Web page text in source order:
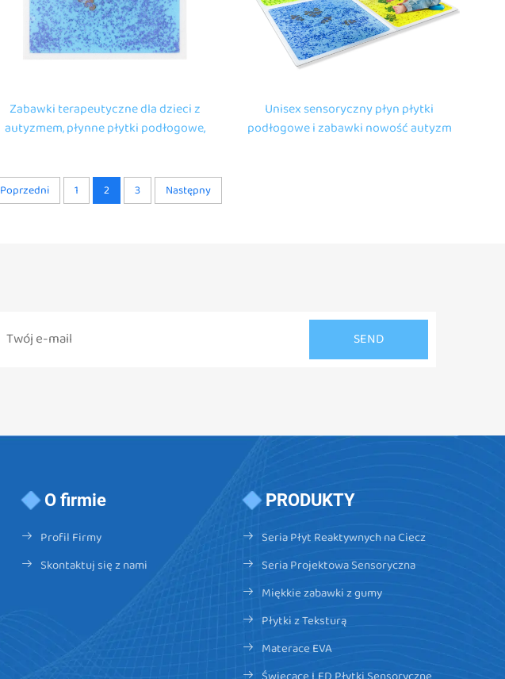
Zabawki terapeutyczne dla dzieci z
autyzmem, płynne płytki podłogowe,
Unisex sensoryczny płyn płytki
podłogowe i zabawki nowość autyzm
Poprzedni 1 2 3 Następny
O firmie
Profil Firmy
Skontaktuj się z nami
PRODUKTY
Seria Płyt Reaktywnych na Ciecz
Seria Projektowa Sensoryczna
Miękkie zabawki z gumy
Płytki z Teksturą
Materace EVA